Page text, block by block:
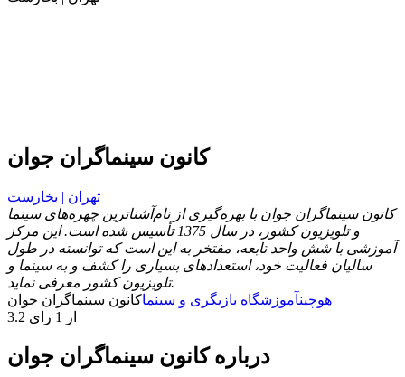
کانون سینماگران جوان
تهران | بخارست
کانون سینماگران جوان با بهره‌گیری از نام‌آشناترین چهره‌های سینما
و تلویزیون کشور، در سال 1375 تأسیس شده است. این مرکز
آموزشی با شش واحد تابعه، مفتخر به این است که توانسته در طول
سالیان فعالیت خود، استعدادهای بسیاری را کشف و به سینما و
تلویزیون کشور معرفی نماید.
هوچینآموزشگاه بازیگری و سینماکانون سینماگران جوان
3.2 از 1 رای
درباره کانون سینماگران جوان